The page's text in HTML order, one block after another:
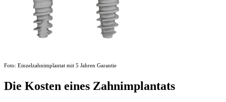
Foto: Einzelzahnimplantat mit 5 Jahren Garantie
Die Kosten eines Zahnimplantats